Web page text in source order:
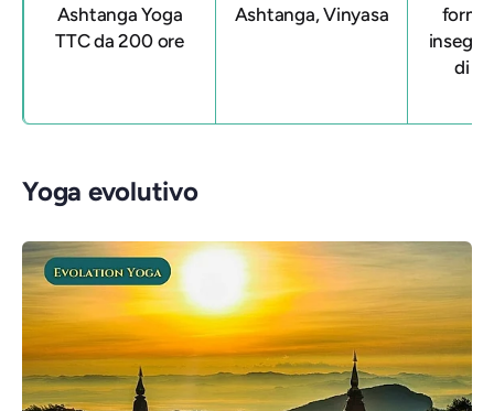
Ashtanga Yoga
TTC da 200 ore
Ashtanga, Vinyasa
di
Yoga evolutivo